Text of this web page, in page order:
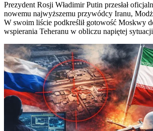
Prezydent Rosji Władimir Putin przesłał
nowemu najwyższemu przywódcy Iranu,
W swoim liście podkreślił gotowość Moskwy
wspierania Teheranu w obliczu napiętej